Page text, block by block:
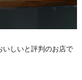
いしいと評判のお店で